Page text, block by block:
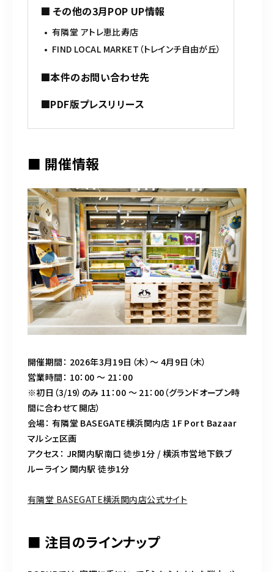
■ その他の3月POP UP情報
有隣堂 アトレ恵比寿店
FIND LOCAL MARKET（トレインチ自由が丘）
■本件のお問い合わせ先
■PDF版プレスリリース
■ 開催情報
開催期間： 2026年3月19日（木）～ 4月9日（木）
営業時間： 10：00 ～ 21：00
※初日（3/19）のみ 11：00 ～ 21：00（グランドオープン時
間に合わせて開店）
会場： 有隣堂 BASEGATE横浜関内店 1F Port Bazaar
マルシェ区画
アクセス： JR関内駅南口 徒歩1分 / 横浜市営地下鉄ブ
ルーライン 関内駅 徒歩1分
有隣堂 BASEGATE横浜関内店公式サイト
■ 注目のラインナップ